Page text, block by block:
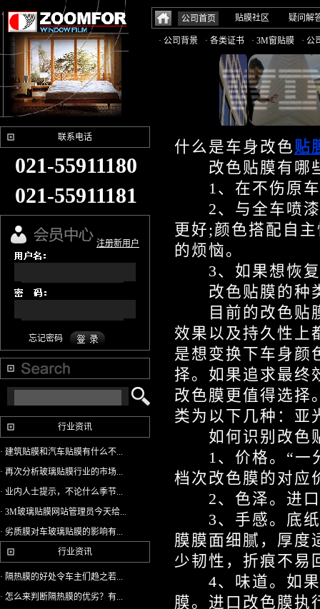
公司首页 贴膜社区 疑问解
· 公司背景 · 各类证书 · 3M窗贴膜 · 公
联系电话
021-55911180
021-55911181
注册新用户
忘记密码
行业资讯
· 建筑贴膜和汽车贴膜有什么不...
· 再次分析玻璃贴膜行业的市场...
· 业内人士提示，不论什么季节...
· 3M玻璃贴膜网站管理员今天给...
· 劣质膜对车玻璃贴膜的影响有...
行业资讯
· 隔热膜的好处令车主们趋之若...
· 怎么来判断隔热膜的优劣？有...
什么是车身改色贴
改色贴膜有哪
1、在不伤原车
2、与全车喷漆
更好;颜色搭配自
的烦恼。
3、如果想恢复
改色贴膜的种
目前的改色贴膜
效果以及持久性上
是想变换下车身颜
择。如果追求最终
改色膜更值得选择
类为以下几种：亚
如何识别改色
1、价格。“一分
档次改色膜的对应
2、色泽。进口
3、手感。底纸
膜膜面细腻，厚度
少韧性，折痕不易
4、味道。如果
膜。进口改色膜执